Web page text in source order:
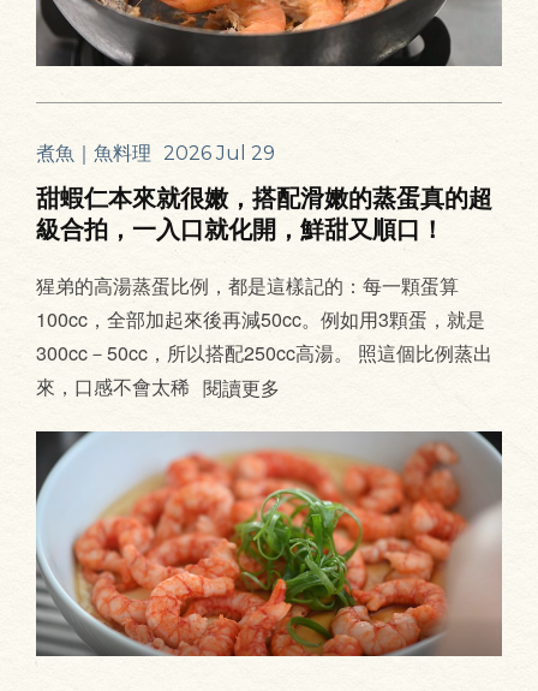
煮魚｜魚料理 2026 Jul 29
甜蝦仁本來就很嫩，搭配滑嫩的蒸蛋真的超
級合拍，一入口就化開，鮮甜又順口！
猩弟的高湯蒸蛋比例，都是這樣記的：每一顆蛋算
100cc，全部加起來後再減50cc。例如用3顆蛋，就是
300cc－50cc，所以搭配250cc高湯。 照這個比例蒸出
來，口感不會太稀 閱讀更多